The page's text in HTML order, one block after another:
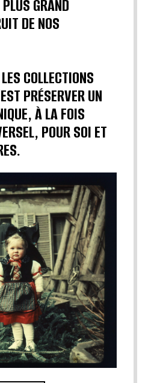
GRAND
DE NOS
COLLECTIONS
PRÉSERVER UN
À LA FOIS
POUR SOI ET